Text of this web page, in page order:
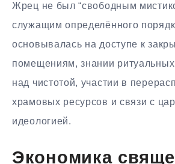
Жрец не был “свободным
служащим определённого
основывалась на доступе к
помещениям, знании ритуальных
над чистотой, участии в
храмовых ресурсов и связи с
идеологией.
Экономика